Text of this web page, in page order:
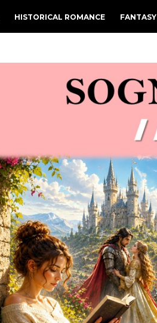
HISTORICAL ROMANCE FANTASY